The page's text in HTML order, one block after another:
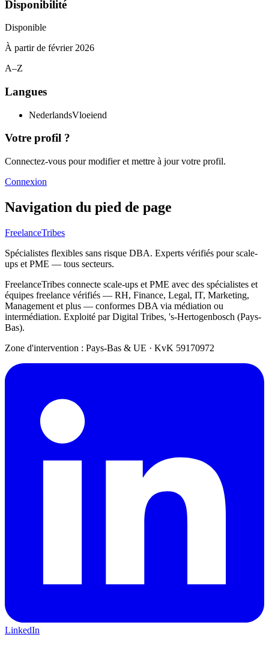
Disponibilité
Disponible
À partir de février 2026
A–Z
Langues
NederlandsVloeiend
Votre profil ?
Connectez-vous pour modifier et mettre à jour votre profil.
Connexion
Navigation du pied de page
FreelanceTribes
Spécialistes flexibles sans risque DBA. Experts vérifiés pour scale-
ups et PME — tous secteurs.
FreelanceTribes connecte scale-ups et PME avec des spécialistes et
équipes freelance vérifiés — RH, Finance, Legal, IT, Marketing,
Management et plus — conformes DBA via médiation ou
intermédiation. Exploité par Digital Tribes, 's-Hertogenbosch (Pays-
Bas).
Zone d'intervention : Pays-Bas & UE · KvK 59170972
LinkedIn